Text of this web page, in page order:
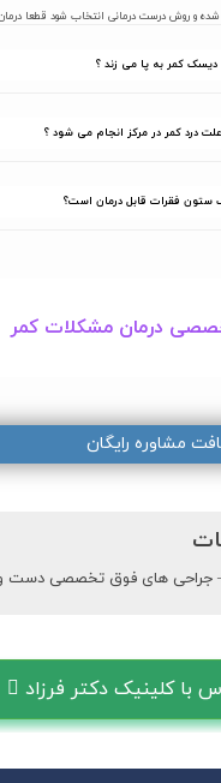
و روش درست درمانی انتخاب شود قطعا
دیسک کمر به پا می زند ؟
درد کمر در مرکز انجام می شود ؟
ستون فقرات قابل درمان است؟
درمان مشکلات کمر
مشاوره رایگان
جراحی های فوق تخصصی دست و
با کلینیک دکتر فرزاد